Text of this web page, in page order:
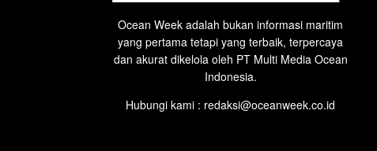
Ocean Week adalah bukan informasi maritim
yang pertama tetapi yang terbaik, terpercaya
dan akurat dikelola oleh PT Multi Media Ocean
Indonesia.
Hubungi kami : redaksi@oceanweek.co.id